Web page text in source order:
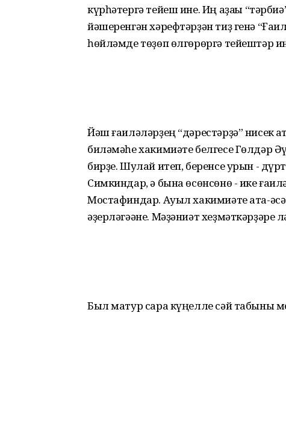
күрһәтергә тейеш ине. Иң аҙаҡҡы
йәшеренгән хәрефтәрҙән тиҙ генә
һөйләмде төҙөп өлгөрөргә тейештәр
Йәш ғаиләләрҙең “дәрестәрҙә”
биләмәһе хакимиәте белгесе Гөлдәр
бирҙе. Шулай итеп, беренсе урын -
Симкиндар, ә бына өсөнсөнө - ике
Мостафиндар. Ауыл хакимиәте ата-
әҙерләгәәне. Мәҙәниәт хеҙмәткәрҙәре
Был матур сара күңелле сәй табыны